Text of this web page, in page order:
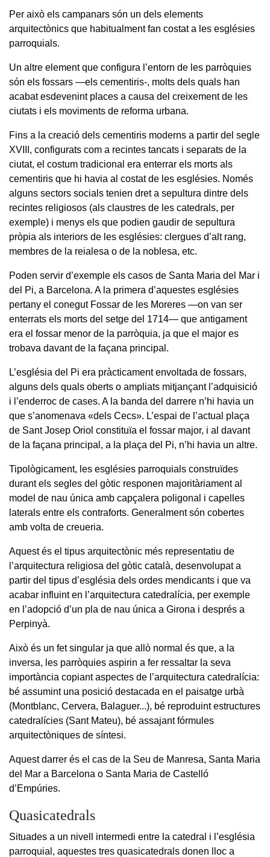
Per això els campanars són un dels elements
arquitectònics que habitualment fan costat a les esglésies
parroquials.
Un altre element que configura l’entorn de les parròquies
són els fossars —els cementiris-, molts dels quals han
acabat esdevenint places a causa del creixement de les
ciutats i els moviments de reforma urbana.
Fins a la creació dels cementiris moderns a partir del segle
XVIII, configurats com a recintes tancats i separats de la
ciutat, el costum tradicional era enterrar els morts als
cementiris que hi havia al costat de les esglésies. Només
alguns sectors socials tenien dret a sepultura dintre dels
recintes religiosos (als claustres de les catedrals, per
exemple) i menys els que podien gaudir de sepultura
pròpia als interiors de les esglésies: clergues d’alt rang,
membres de la reialesa o de la noblesa, etc.
Poden servir d’exemple els casos de Santa Maria del Mar i
del Pi, a Barcelona. A la primera d’aquestes esglésies
pertany el conegut Fossar de les Moreres —on van ser
enterrats els morts del setge del 1714— que antigament
era el fossar menor de la parròquia, ja que el major es
trobava davant de la façana principal.
L’església del Pi era pràcticament envoltada de fossars,
alguns dels quals oberts o ampliats mitjançant l’adquisició
i l’enderroc de cases. A la banda del darrere n’hi havia un
que s’anomenava «dels Cecs». L’espai de l’actual plaça
de Sant Josep Oriol constituïa el fossar major, i al davant
de la façana principal, a la plaça del Pi, n’hi havia un altre.
Tipològicament, les esglésies parroquials construïdes
durant els segles del gòtic responen majoritàriament al
model de nau única amb capçalera poligonal i capelles
laterals entre els contraforts. Generalment són cobertes
amb volta de creueria.
Aquest és el tipus arquitectònic més representatiu de
l’arquitectura religiosa del gòtic català, desenvolupat a
partir del tipus d’església dels ordes mendicants i que va
acabar influint en l’arquitectura catedralícia, per exemple
en l’adopció d’un pla de nau única a Girona i després a
Perpinyà.
Això és un fet singular ja que allò normal és que, a la
inversa, les parròquies aspirin a fer ressaltar la seva
importància copiant aspectes de l’arquitectura catedralícia:
bé assumint una posició destacada en el paisatge urbà
(Montblanc, Cervera, Balaguer...), bé reproduint estructures
catedralícies (Sant Mateu), bé assajant fórmules
arquitectòniques de síntesi.
Aquest darrer és el cas de la Seu de Manresa, Santa Maria
del Mar a Barcelona o Santa Maria de Castelló
d’Empúries.
Quasicatedrals
Situades a un nivell intermedi entre la catedral i l’església
parroquial, aquestes tres quasicatedrals donen lloc a